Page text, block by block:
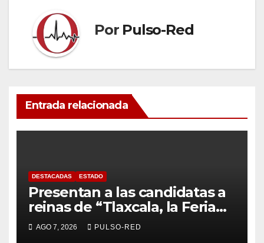
Por Pulso-Red
Entrada relacionada
DESTACADAS ESTADO
Presentan a las candidatas a
reinas de “Tlaxcala, la Feria
de Ferias 2026: La Flor
Tlaxcalteca”
AGO 7, 2026 PULSO-RED